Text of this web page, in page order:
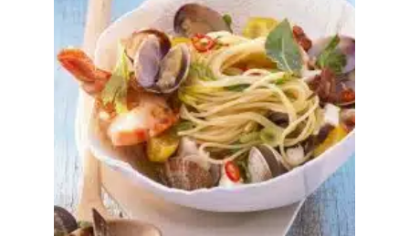
Découvrez les ormeaux, un délicieux
fruit de mer !
29 juillet 2026